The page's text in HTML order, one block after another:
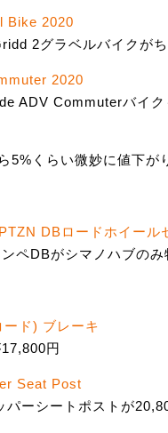
Bike 2020
2グラベルバイクが
2020
ADV Commuterバイク
5%くらい微妙に値下が
DBロードホイール
ペDBがシマノハブのみ
ド) ブレーキ
円
Seat Post
ーシートポストが